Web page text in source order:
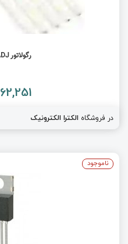
رگولاتور LM2575T ADJ
62,251 تومان
در فروشگاه الکترا الکترونیک
ناموجود